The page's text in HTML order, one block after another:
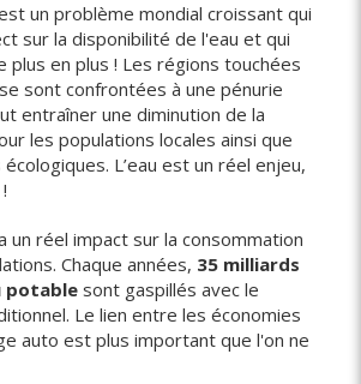
un problème mondial croissant qui
sur la disponibilité de l'eau et qui
plus en plus ! Les régions touchées
sont confrontées à une pénurie
entraîner une diminution de la
les populations locales ainsi que
L’eau est un réel enjeu,
un réel impact sur la consommation
Chaque années, 35 milliards
potable sont gaspillés avec le
Le lien entre les économies
auto est plus important que l'on ne